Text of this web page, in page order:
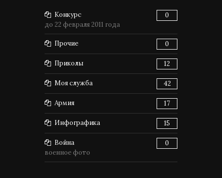
Конкурс
0
до 22 февраля 2011 года
Прочие 0
Приколы 12
Моя служба 42
Армия 17
Инфографика 15
Война
0
военное фото